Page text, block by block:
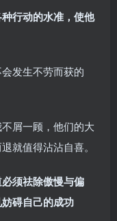
行动的水准，使他
发生不劳而获的
屑一顾，他们的大
就值得沾沾自喜。
须祛除傲慢与偏
碍自己的成功